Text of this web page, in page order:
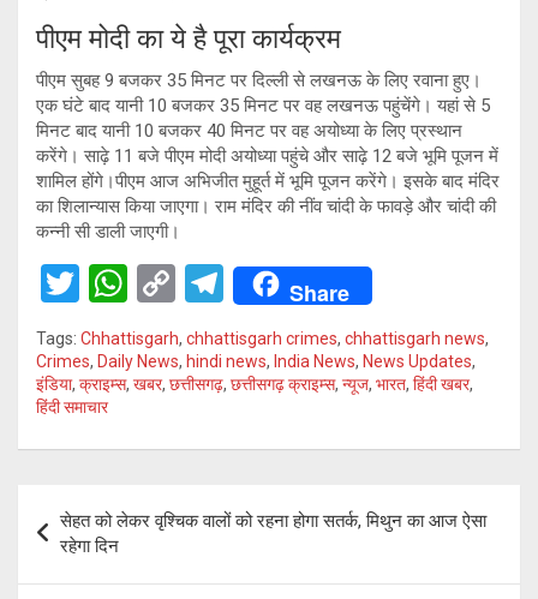
पीएम मोदी का ये है पूरा कार्यक्रम
पीएम सुबह 9 बजकर 35 मिनट पर दिल्ली से लखनऊ के लिए रवाना हुए।
एक घंटे बाद यानी 10 बजकर 35 मिनट पर वह लखनऊ पहुंचेंगे। यहां से 5
मिनट बाद यानी 10 बजकर 40 मिनट पर वह अयोध्या के लिए प्रस्थान
करेंगे। साढ़े 11 बजे पीएम मोदी अयोध्या पहुंचे और साढ़े 12 बजे भूमि पूजन में
शामिल होंगे।पीएम आज अभिजीत मुहूर्त में भूमि पूजन करेंगे। इसके बाद मंदिर
का शिलान्यास किया जाएगा। राम मंदिर की नींव चांदी के फावड़े और चांदी की
कन्नी सी डाली जाएगी।
T
wi
tt
er
W
h
at
s
A
p
C
o
py
Li
n
T
el
e
gr
a
Share
Tags: Chhattisgarh, chhattisgarh crimes, chhattisgarh news,
Crimes, Daily News, hindi news, India News, News Updates,
इंडिया, क्राइम्स, खबर, छत्तीसगढ़, छत्तीसगढ़ क्राइम्स, न्यूज, भारत, हिंदी खबर,
हिंदी समाचार
Post
navigation
सेहत को लेकर वृश्चिक वालों को रहना होगा सतर्क, मिथुन का आज ऐसा
रहेगा दिन